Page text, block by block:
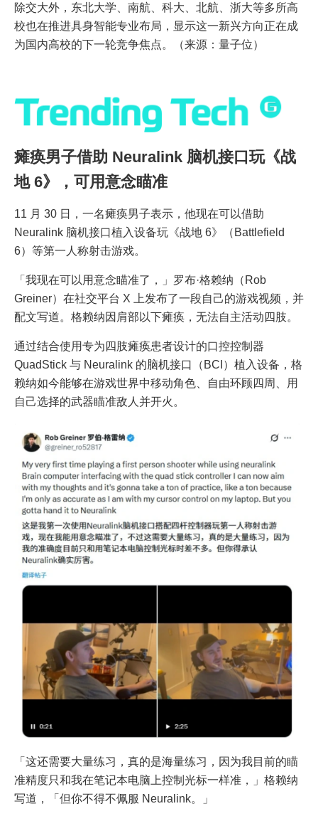
除交大外，东北大学、南航、科大、北航、浙大等多所高
校也在推进具身智能专业布局，显示这一新兴方向正在成
为国内高校的下一轮竞争焦点。（来源：量子位）
瘫痪男子借助 Neuralink 脑机接口玩《战
地 6》，可用意念瞄准
11 月 30 日，一名瘫痪男子表示，他现在可以借助
Neuralink 脑机接口植入设备玩《战地 6》（Battlefield
6）等第一人称射击游戏。
「我现在可以用意念瞄准了，」罗布·格赖纳（Rob
Greiner）在社交平台 X 上发布了一段自己的游戏视频，并
配文写道。格赖纳因肩部以下瘫痪，无法自主活动四肢。
通过结合使用专为四肢瘫痪患者设计的口控控制器
QuadStick 与 Neuralink 的脑机接口（BCI）植入设备，格
赖纳如今能够在游戏世界中移动角色、自由环顾四周、用
自己选择的武器瞄准敌人并开火。
「这还需要大量练习，真的是海量练习，因为我目前的瞄
准精度只和我在笔记本电脑上控制光标一样准，」格赖纳
写道，「但你不得不佩服 Neuralink。」